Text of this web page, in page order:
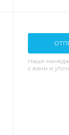
Наши
с вами и